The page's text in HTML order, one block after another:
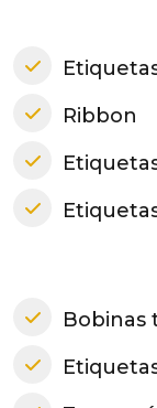
Ribbon
Bobinas